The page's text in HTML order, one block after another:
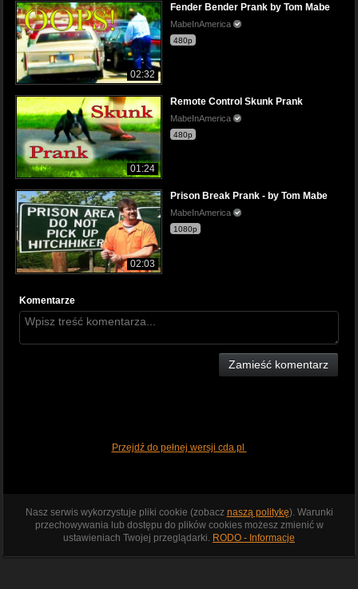
02:32
Fender Bender Prank by Tom Mabe
MabeInAmerica
480p
01:24
Remote Control Skunk Prank
MabeInAmerica
480p
02:03
Prison Break Prank - by Tom Mabe
MabeInAmerica
1080p
Komentarze
Zamieść komentarz
Przejdź do pełnej wersji cda.pl
Nasz serwis wykorzystuje pliki cookie (zobacz naszą politykę). Warunki
przechowywania lub dostępu do plików cookies możesz zmienić w
ustawieniach Twojej przeglądarki. RODO - Informacje